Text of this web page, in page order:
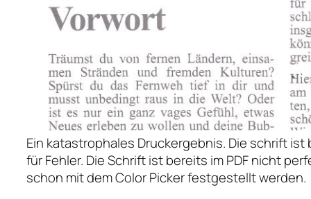
Ein katastrophales Druckergebnis. Die schrift
für Fehler. Die Schrift ist bereits im PDF nicht
schon mit dem Color Picker festgestellt werden.